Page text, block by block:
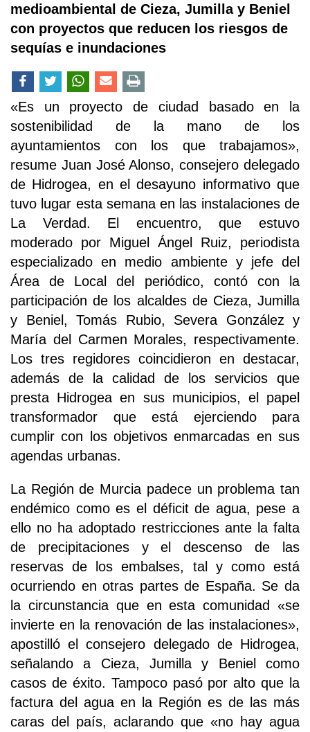
medioambiental de Cieza, Jumilla y Beniel
con proyectos que reducen los riesgos de
sequías e inundaciones
«Es un proyecto de ciudad basado en la
sostenibilidad de la mano de los
ayuntamientos con los que trabajamos»,
resume Juan José Alonso, consejero delegado
de Hidrogea, en el desayuno informativo que
tuvo lugar esta semana en las instalaciones de
La Verdad. El encuentro, que estuvo
moderado por Miguel Ángel Ruiz, periodista
especializado en medio ambiente y jefe del
Área de Local del periódico, contó con la
participación de los alcaldes de Cieza, Jumilla
y Beniel, Tomás Rubio, Severa González y
María del Carmen Morales, respectivamente.
Los tres regidores coincidieron en destacar,
además de la calidad de los servicios que
presta Hidrogea en sus municipios, el papel
transformador que está ejerciendo para
cumplir con los objetivos enmarcadas en sus
agendas urbanas.
La Región de Murcia padece un problema tan
endémico como es el déficit de agua, pese a
ello no ha adoptado restricciones ante la falta
de precipitaciones y el descenso de las
reservas de los embalses, tal y como está
ocurriendo en otras partes de España. Se da
la circunstancia que en esta comunidad «se
invierte en la renovación de las instalaciones»,
apostilló el consejero delegado de Hidrogea,
señalando a Cieza, Jumilla y Beniel como
casos de éxito. Tampoco pasó por alto que la
factura del agua en la Región es de las más
caras del país, aclarando que «no hay agua